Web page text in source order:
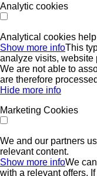
Analytic cookies
Analytical cookies
Show more infoThis
analyze visits, website
We are not able to
are therefore
Hide more info
Marketing Cookies
We and our partners
relevant content.
Show more infoWe
with a relevant offers.